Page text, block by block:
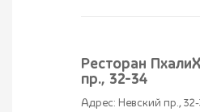
Ресторан
пр., 32-34
Адрес: Невский пр.,